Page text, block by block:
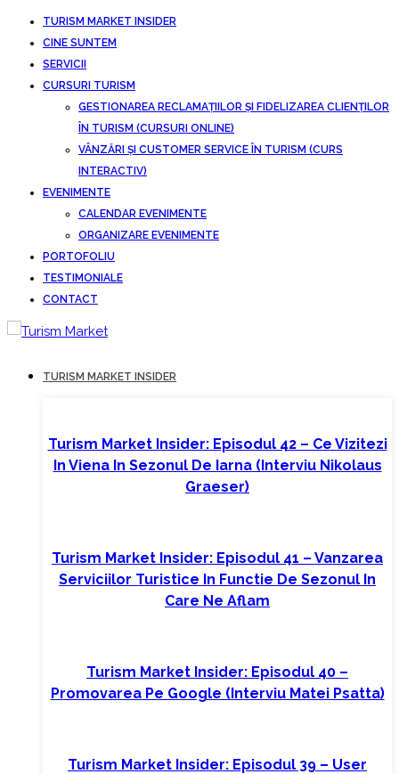
TURISM MARKET INSIDER
CINE SUNTEM
SERVICII
CURSURI TURISM
GESTIONAREA RECLAMAȚIILOR ȘI FIDELIZAREA CLIENȚILOR
ÎN TURISM (CURSURI ONLINE)
VÂNZĂRI ȘI CUSTOMER SERVICE ÎN TURISM (CURS
INTERACTIV)
EVENIMENTE
CALENDAR EVENIMENTE
ORGANIZARE EVENIMENTE
PORTOFOLIU
TESTIMONIALE
CONTACT
TURISM MARKET INSIDER
Turism Market Insider: Episodul 42 – Ce Vizitezi
In Viena In Sezonul De Iarna (interviu Nikolaus
Graeser)
Turism Market Insider: Episodul 41 – Vanzarea
Serviciilor Turistice In Functie De Sezonul In
Care Ne Aflam
Turism Market Insider: Episodul 40 –
Promovarea Pe Google (interviu Matei Psatta)
Turism Market Insider: Episodul 39 – User